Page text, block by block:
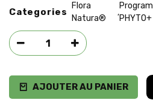
Categories
Flora
Natura®
,
Program
PHYTO+
AJOUTER AU PANIER